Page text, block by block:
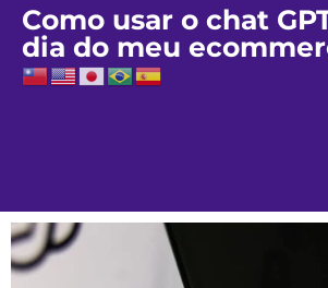
Como usar o chat
dia do meu